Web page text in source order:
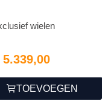
wielen
5.339,00
TOEVOEGEN